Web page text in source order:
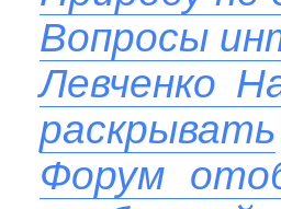
Вопросы
Левченко
раскрывать
Форум